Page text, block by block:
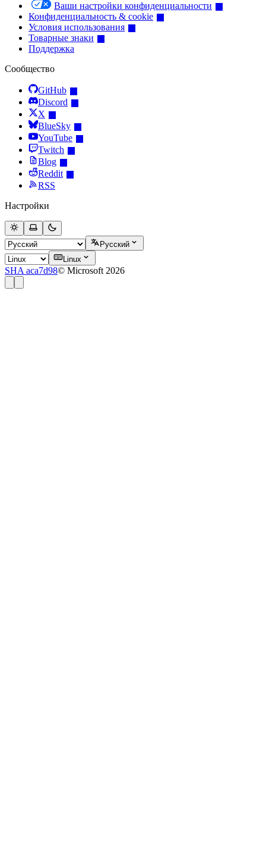
Ваши настройки конфиденциальности
Конфиденциальность & cookie
Условия использования
Товарные знаки
Поддержка
Сообщество
GitHub
Discord
X
BlueSky
YouTube
Twitch
Blog
Reddit
RSS
Настройки
Русский
Linux
SHA aca7d98© Microsoft 2026